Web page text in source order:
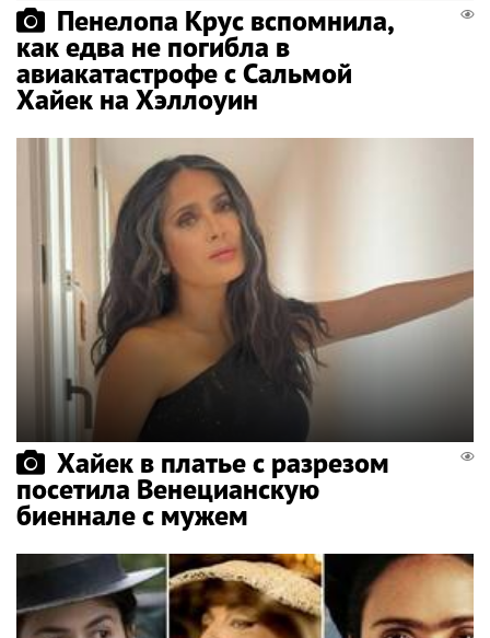
Пенелопа Крус вспомнила,
как едва не погибла в
авиакатастрофе с Сальмой
Хайек на Хэллоуин
Хайек в платье с разрезом
посетила Венецианскую
биеннале с мужем